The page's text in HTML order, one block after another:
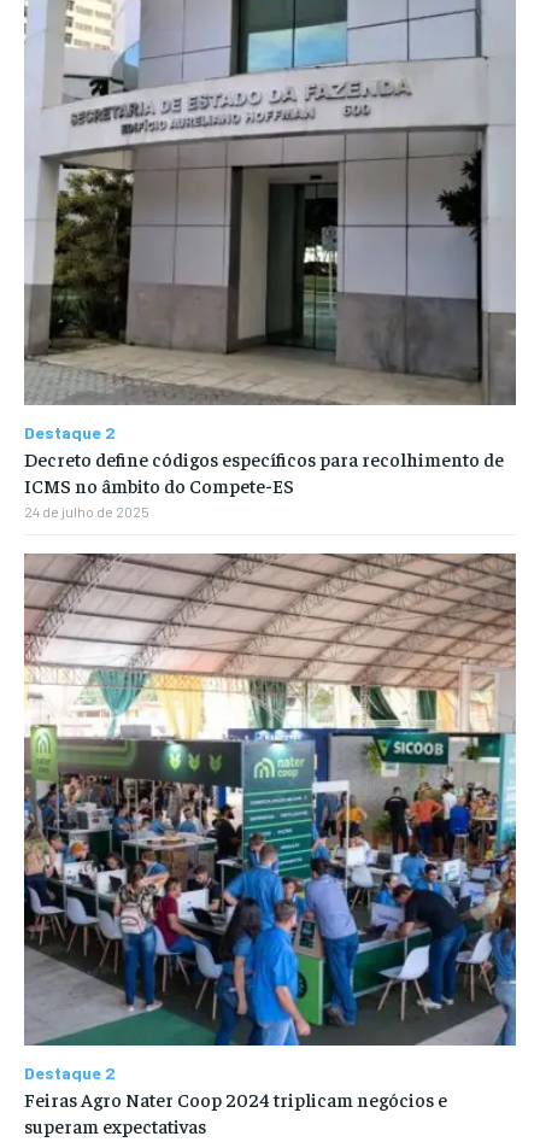
Destaque 2
Decreto define códigos específicos para recolhimento de
ICMS no âmbito do Compete-ES
24 de julho de 2025
Destaque 2
Feiras Agro Nater Coop 2024 triplicam negócios e
superam expectativas